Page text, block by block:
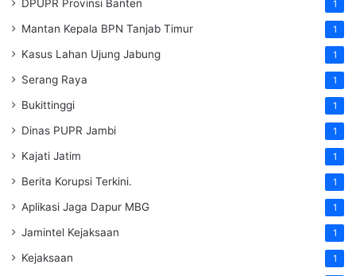
DPUPR Provinsi Banten 1
Mantan Kepala BPN Tanjab Timur 1
Kasus Lahan Ujung Jabung 1
Serang Raya 1
Bukittinggi 1
Dinas PUPR Jambi 1
Kajati Jatim 1
Berita Korupsi Terkini. 1
Aplikasi Jaga Dapur MBG 1
Jamintel Kejaksaan 1
Kejaksaan 1